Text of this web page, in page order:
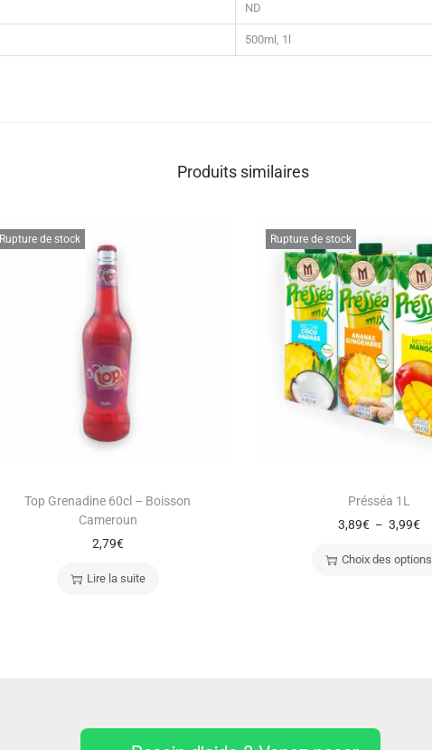
ND
500ml, 1l
Produits similaires
Rupture de stock
Top Grenadine 60cl – Boisson
Cameroun
2,79€
Lire la suite
Rupture de stock
Présséa 1L
3,89€ – 3,99€
Choix des options